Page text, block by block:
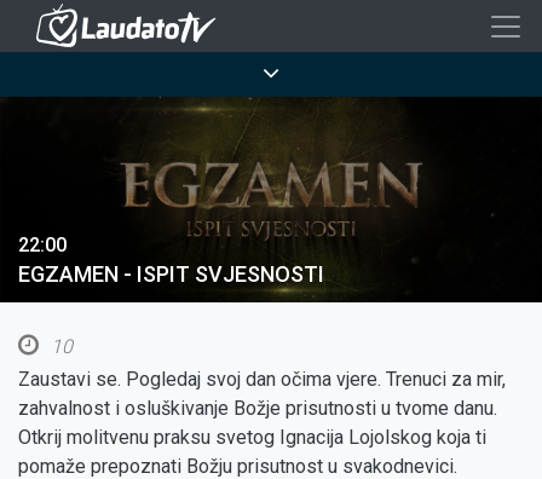
Skoči
sadržaj
22:00
EGZAMEN - ISPIT SVJESNOSTI
10
Zaustavi se. Pogledaj svoj dan očima vjere. Trenuci za mir,
zahvalnost i osluškivanje Božje prisutnosti u tvome danu.
Otkrij molitvenu praksu svetog Ignacija Lojolskog koja ti
pomaže prepoznati Božju prisutnost u svakodnevici.